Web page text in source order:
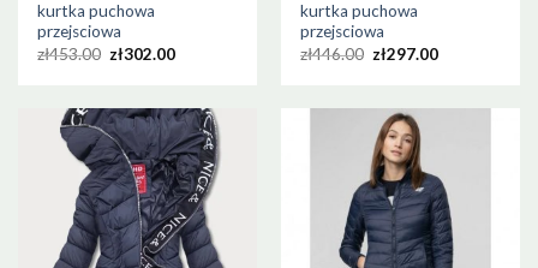
kurtka puchowa
przejsciowa
zł453.00 zł302.00
kurtka puchowa
przejsciowa
zł446.00 zł297.00